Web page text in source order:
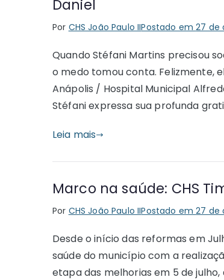
Daniel
Por CHS João Paulo IIPostado em27 de
Quando Stéfani Martins precisou
o medo tomou conta. Felizmente,
Anápolis / Hospital Municipal
Stéfani expressa sua profunda
Leia mais
Marco na saúde: CHS
Por CHS João Paulo IIPostado em27 de
Desde o início das reformas em
saúde do município com a
etapa das melhorias em 5 de